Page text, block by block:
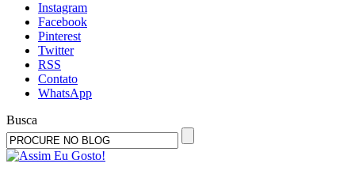
Instagram
Facebook
Pinterest
Twitter
RSS
Contato
WhatsApp
Busca